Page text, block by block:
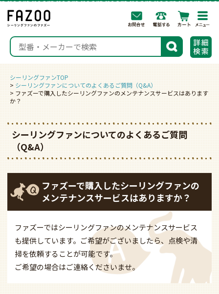
検索
シーリングファンTOP
シーリングファンについてのよくあるご質問（Q&A）
ファズーで購入したシーリングファンのメンテナンスサービスはあります
か？
シーリングファンについてのよくあるご質問
（Q&A）
ファズーで購入したシーリングファンの
メンテナンスサービスはありますか？
ファズーではシーリングファンのメンテナンスサービス
も提供しています。ご希望がございましたら、点検や清
掃を依頼することが可能です。
ご希望の場合はご連絡くださいませ。